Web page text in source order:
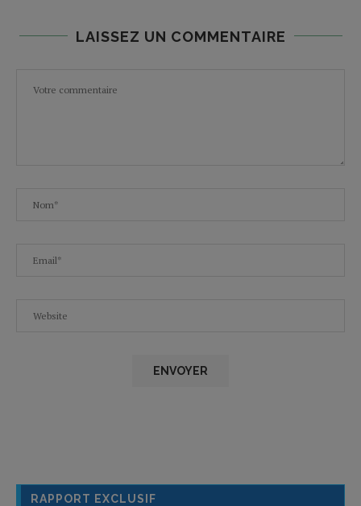
LAISSEZ UN COMMENTAIRE
RAPPORT EXCLUSIF